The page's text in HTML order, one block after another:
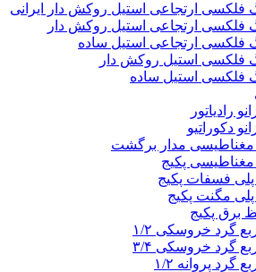
فلکسی ارتجاعی استیل روکش دار ایرانی
فلکسی ارتجاعی استیل روکش دار
فلکسی ارتجاعی استیل ساده
فلکسی استیل روکش دار
فلکسی استیل ساده
رادیاتور
دکوراتیو
مغناطیسی مدار برگشت
مغناطیسی پکیج
پلی فسفات پکیج
پلی مگنت پکیج
برق پکیج
گرد خروسکی ۱/۲
گرد خروسکی ۳/۴
گرد پروانه ۱/۲